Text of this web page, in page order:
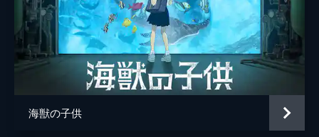
実況アナ 伊奈聖嵐
４コマの男性 森川智之
４コマの女性 坂本真綾
押山清高
海獣の子供